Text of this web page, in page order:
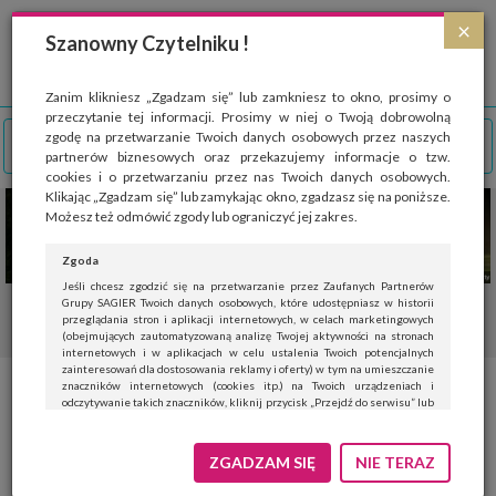
×
Szanowny Czytelniku !
Zanim klikniesz „Zgadzam się” lub zamkniesz to okno, prosimy o
przeczytanie tej informacji. Prosimy w niej o Twoją dobrowolną
zgodę na przetwarzanie Twoich danych osobowych przez naszych
partnerów biznesowych oraz przekazujemy informacje o tzw.
cookies i o przetwarzaniu przez nas Twoich danych osobowych.
Klikając „Zgadzam się” lub zamykając okno, zgadzasz się na poniższe.
Możesz też odmówić zgody lub ograniczyć jej zakres.
Zgoda
Jeśli chcesz zgodzić się na przetwarzanie przez Zaufanych Partnerów
Grupy SAGIER Twoich danych osobowych, które udostępniasz w historii
przeglądania stron i aplikacji internetowych, w celach marketingowych
(obejmujących zautomatyzowaną analizę Twojej aktywności na stronach
internetowych i w aplikacjach w celu ustalenia Twoich potencjalnych
zainteresowań dla dostosowania reklamy i oferty) w tym na umieszczanie
znaczników internetowych (cookies itp.) na Twoich urządzeniach i
odczytywanie takich znaczników, kliknij przycisk „Przejdź do serwisu” lub
Jeśli nie chcesz wyrazić zgody, kliknij „Nie teraz”.
Wyrażenie zgody jest dobrowolne. Możesz edytować zakres zgody, w tym
ZGADZAM SIĘ NIE TERAZ
Strona wykorzystuje pliki cookies, które służą głównie do celów statystycznych.
Wyrażając zgodę na używanie 'cookies', zezwalasz na zapisanie ich w pamięci
przeglądarki. Przejdź do
polityki cookies
Mielona, ziarnista czy
rozpuszczalna – jaką kawę
najbardziej lubią Polacy?